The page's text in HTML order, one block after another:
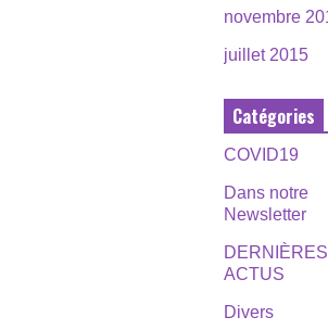
novembre
juillet 2015
Catégories
COVID19
Dans notre
Newsletter
DERNIÈRES
ACTUS
Divers